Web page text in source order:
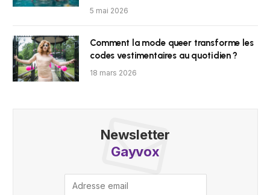
5 mai 2026
Comment la mode queer transforme les
codes vestimentaires au quotidien ?
18 mars 2026
Newsletter
Gayvox